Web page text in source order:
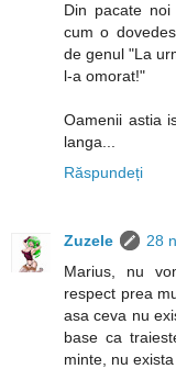
Din pacate
cum o
de genul "La
l-a omorat!"
Oamenii astia
langa...
Răspundeți
Zuzele
28
Marius, nu
respect prea
asa ceva nu
base ca
minte, nu